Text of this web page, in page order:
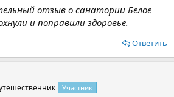
отзыв о санатории Белое
и поправили здоровье.
Ответить
Участник